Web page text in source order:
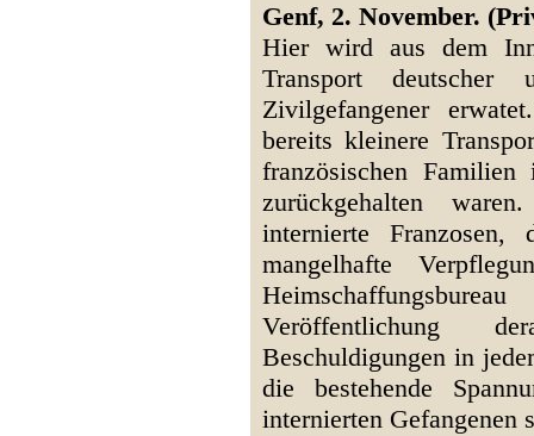
Genf, 2. November.
Hier wird aus dem
Transport deutscher
Zivilgefangener
bereits kleinere
französischen
zurückgehalten
internierte
mangelhafte
Veröffentlichung
Beschuldigungen in
die bestehende
internierten Gefangenen